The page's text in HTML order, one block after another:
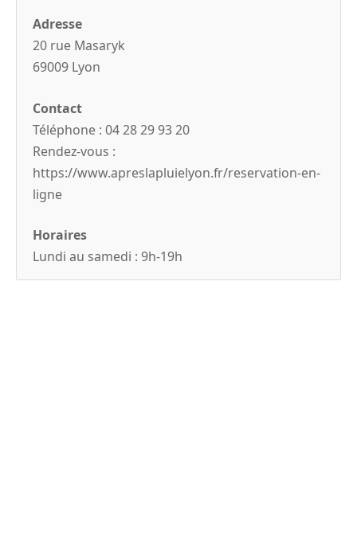
Adresse
20 rue Masaryk
69009 Lyon
Contact
Téléphone : 04 28 29 93 20
Rendez-vous :
https://www.apreslapluielyon.fr/reservation-en-
ligne
Horaires
Lundi au samedi : 9h-19h